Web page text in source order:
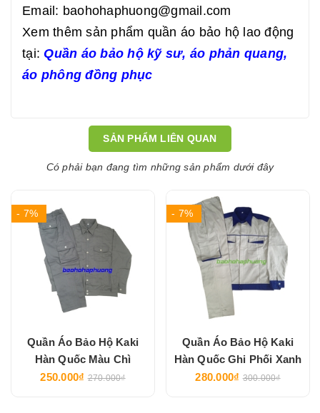
Email: baohohaphuong@gmail.com
Xem thêm sản phẩm quần áo bảo hộ lao động
tại:Quần áo bảo hộ kỹ sư, áo phản quang,
áo phông đồng phục
SẢN PHẨM LIÊN QUAN
Có phải bạn đang tìm những sản phẩm dưới đây
- 7%
Quần Áo Bảo Hộ Kaki
Hàn Quốc Màu Chì
250.000₫ 270.000₫
- 7%
Quần Áo Bảo Hộ Kaki
Hàn Quốc Ghi Phối Xanh
280.000₫ 300.000₫